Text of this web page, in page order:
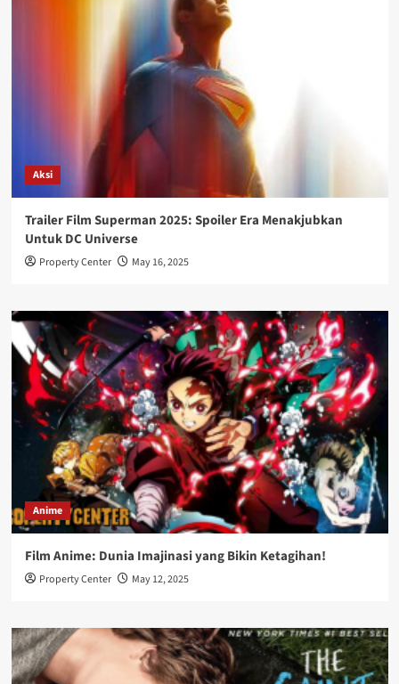
Aksi
Trailer Film Superman 2025: Spoiler Era Menakjubkan
Untuk DC Universe
Property Center May 16, 2025
Anime
Film Anime: Dunia Imajinasi yang Bikin Ketagihan!
Property Center May 12, 2025